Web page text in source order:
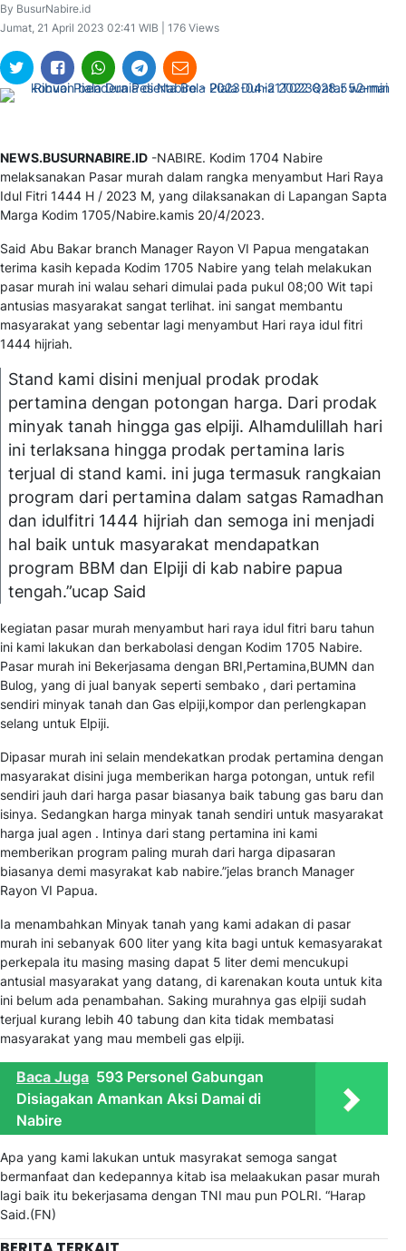
By BusurNabire.id
Jumat, 21 April 2023 02:41 WIB | 176 Views
NEWS.BUSURNABIRE.ID -NABIRE. Kodim 1704 Nabire
melaksanakan Pasar murah dalam rangka menyambut Hari Raya
Idul Fitri 1444 H / 2023 M, yang dilaksanakan di Lapangan Sapta
Marga Kodim 1705/Nabire.kamis 20/4/2023.
Said Abu Bakar branch Manager Rayon VI Papua mengatakan
terima kasih kepada Kodim 1705 Nabire yang telah melakukan
pasar murah ini walau sehari dimulai pada pukul 08;00 Wit tapi
antusias masyarakat sangat terlihat. ini sangat membantu
masyarakat yang sebentar lagi menyambut Hari raya idul fitri
1444 hijriah.
Stand kami disini menjual prodak prodak
pertamina dengan potongan harga. Dari prodak
minyak tanah hingga gas elpiji. Alhamdulillah hari
ini terlaksana hingga prodak pertamina laris
terjual di stand kami. ini juga termasuk rangkaian
program dari pertamina dalam satgas Ramadhan
dan idulfitri 1444 hijriah dan semoga ini menjadi
hal baik untuk masyarakat mendapatkan
program BBM dan Elpiji di kab nabire papua
tengah.”ucap Said
kegiatan pasar murah menyambut hari raya idul fitri baru tahun
ini kami lakukan dan berkabolasi dengan Kodim 1705 Nabire.
Pasar murah ini Bekerjasama dengan BRI,Pertamina,BUMN dan
Bulog, yang di jual banyak seperti sembako , dari pertamina
sendiri minyak tanah dan Gas elpiji,kompor dan perlengkapan
selang untuk Elpiji.
Dipasar murah ini selain mendekatkan prodak pertamina dengan
masyarakat disini juga memberikan harga potongan, untuk refil
sendiri jauh dari harga pasar biasanya baik tabung gas baru dan
isinya. Sedangkan harga minyak tanah sendiri untuk masyarakat
harga jual agen . Intinya dari stang pertamina ini kami
memberikan program paling murah dari harga dipasaran
biasanya demi masyrakat kab nabire.”jelas branch Manager
Rayon VI Papua.
Ia menambahkan Minyak tanah yang kami adakan di pasar
murah ini sebanyak 600 liter yang kita bagi untuk kemasyarakat
perkepala itu masing masing dapat 5 liter demi mencukupi
antusial masyarakat yang datang, di karenakan kouta untuk kita
ini belum ada penambahan. Saking murahnya gas elpiji sudah
terjual kurang lebih 40 tabung dan kita tidak membatasi
masyarakat yang mau membeli gas elpiji.
Baca Juga 593 Personel Gabungan
Disiagakan Amankan Aksi Damai di
Nabire
Apa yang kami lakukan untuk masyrakat semoga sangat
bermanfaat dan kedepannya kitab isa melaakukan pasar murah
lagi baik itu bekerjasama dengan TNI mau pun POLRI. “Harap
Said.(FN)